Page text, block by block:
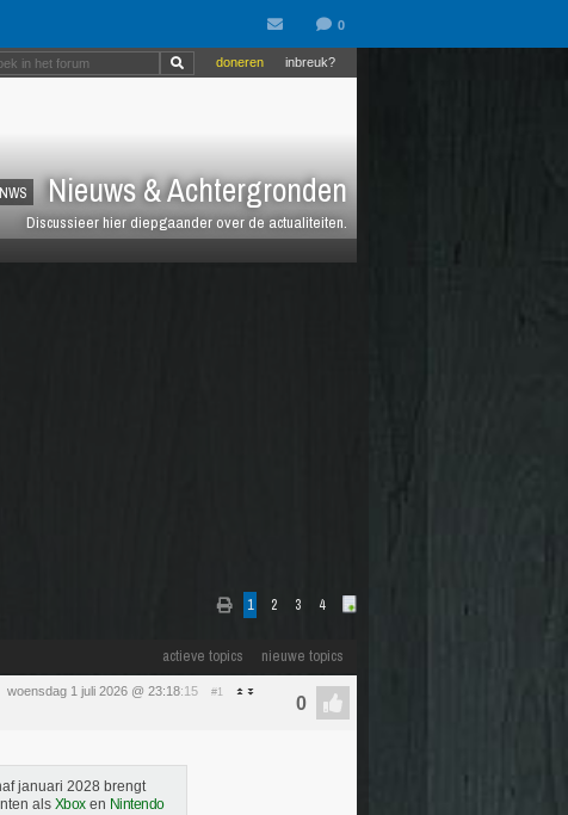
NWS Nieuws & Achtergronden
Discussieer hier diepgaander over de actualiteiten.
inbreuk?
doneren
1 2 3 4
actieve topics nieuwe topics
woensdag 1 juli 2026 @ 23:18:15 #1
januari 2028 brengt
als Xboxen Nintendo